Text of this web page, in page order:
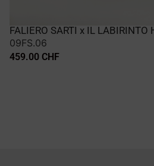
FALIERO SARTI x IL LABIRINTO
09FS.06
459.00 CHF